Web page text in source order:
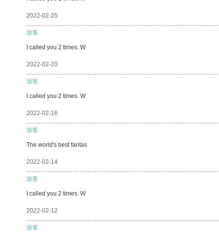
2022-02-25
游客
I called you 2 times. W
2022-02-20
游客
I called you 2 times. W
2022-02-16
游客
The world's best fantas
2022-02-14
游客
I called you 2 times. W
2022-02-12
游客